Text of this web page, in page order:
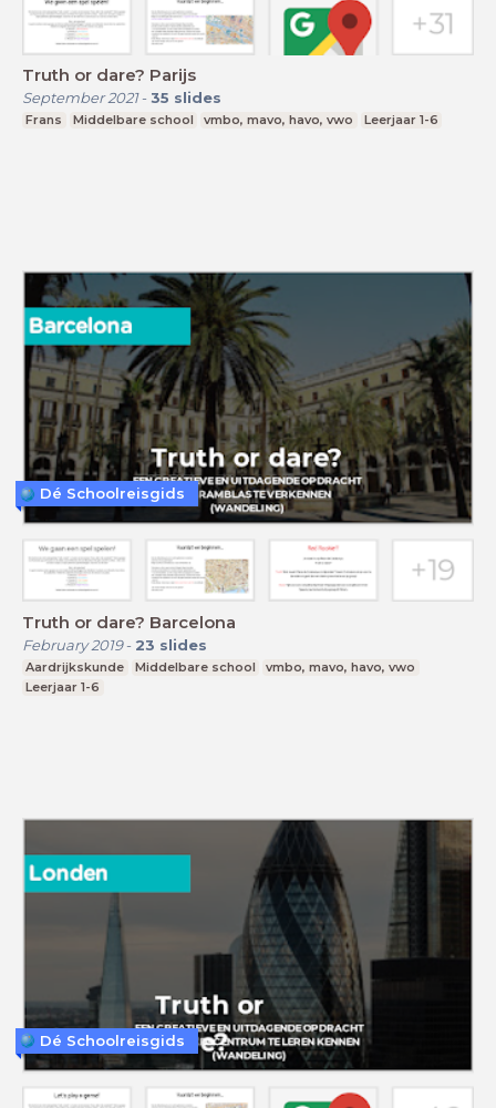
Truth or dare? Parijs
September 2021- 35 slides
Frans Middelbare school vmbo, mavo, havo, vwo Leerjaar 1-6
Truth or dare? Barcelona
February 2019- 23 slides
Aardrijkskunde Middelbare school
vmbo, mavo, havo, vwo
Leerjaar 1-6
Dé Schoolreisgids
Dé Schoolreisgids